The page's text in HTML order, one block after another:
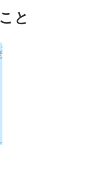
と